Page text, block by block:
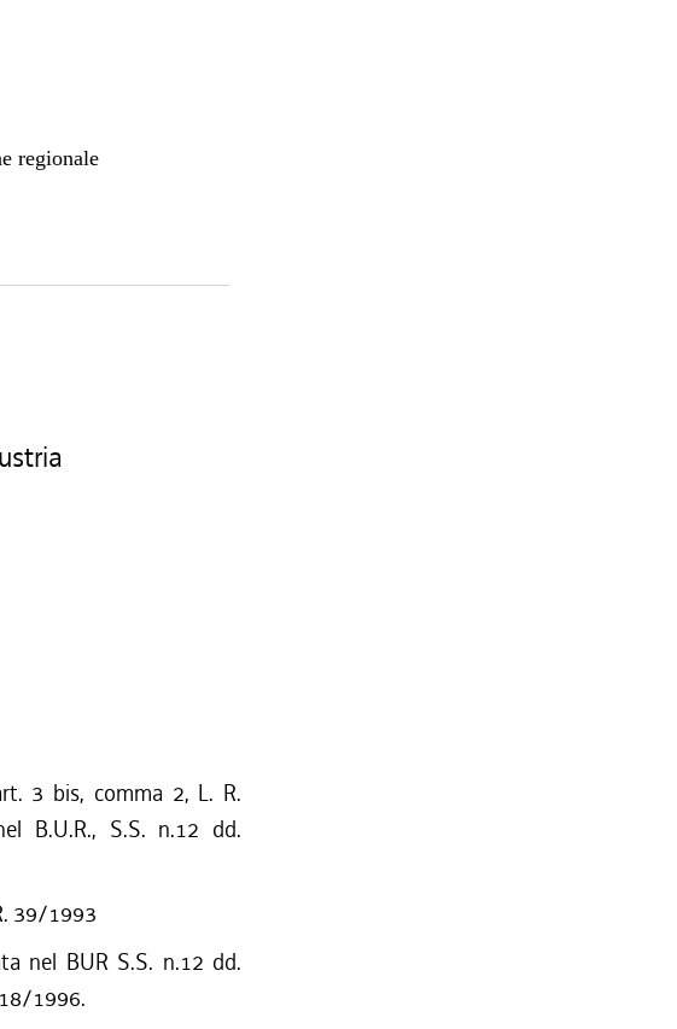
regionale
3 bis, comma 2, L. R.
B.U.R., S.S. n.12 dd.
39/1993
nel BUR S.S. n.12 dd.
1996.